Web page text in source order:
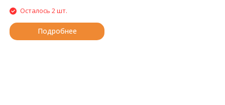
Осталось 2 шт.
Подробнее